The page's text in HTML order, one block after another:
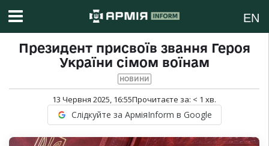
EN
Президент присвоїв звання Героя
України сімом воїнам
НОВИНИ
13 Червня 2025, 16:55Прочитаєте за: < 1 хв.
Слідкуйте за АрміяInform в Google